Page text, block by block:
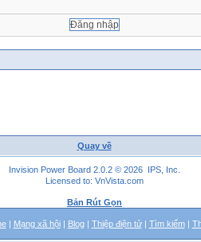
Quay về
Invision Power Board 2.0.2 © 2026 IPS, Inc.
Licensed to: VnVista.com
Bản Rút Gọn
| Mạng xã hội| Blog| Thiệp điện tử| Tìm kiếm|